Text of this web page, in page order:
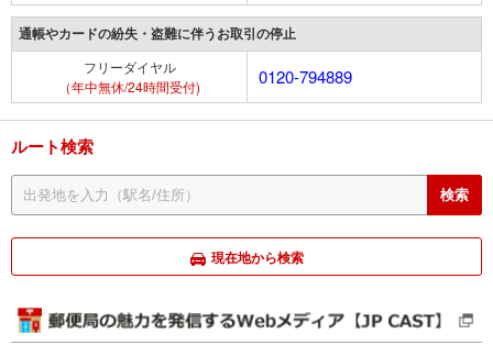
通帳やカードの紛失・盗難に伴うお取引の停止
フリーダイヤル
（年中無休/24時間受付)
0120-794889
ルート検索
現在地から検索